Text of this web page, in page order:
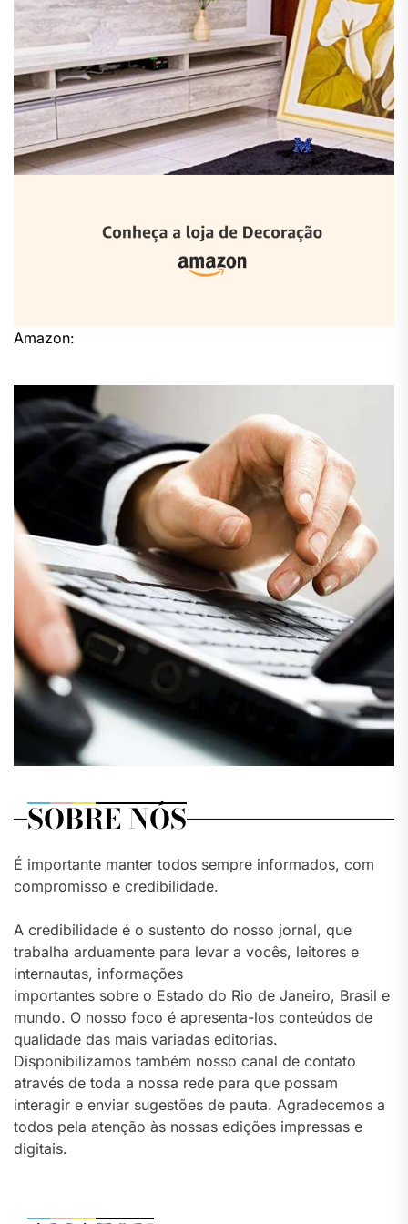
Amazon:
SOBRE NÓS
É importante manter todos sempre informados, com
compromisso e credibilidade.
A credibilidade é o sustento do nosso jornal, que
trabalha arduamente para levar a vocês, leitores e
internautas, informações
importantes sobre o Estado do Rio de Janeiro, Brasil e
mundo. O nosso foco é apresenta-los conteúdos de
qualidade das mais variadas editorias.
Disponibilizamos também nosso canal de contato
através de toda a nossa rede para que possam
interagir e enviar sugestões de pauta. Agradecemos a
todos pela atenção às nossas edições impressas e
digitais.